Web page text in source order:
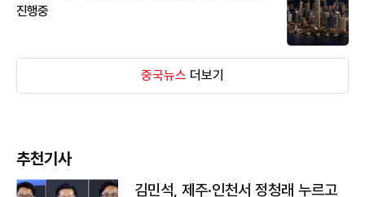
진행중
중국뉴스 더보기
추천기사
김민석, 제주·인천서 정청래 누르고